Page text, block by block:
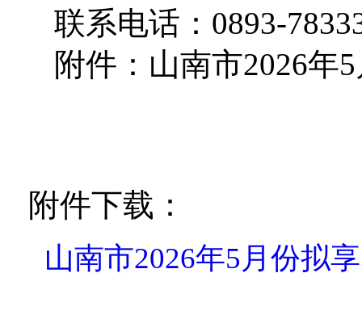
联系电话：0893-
附件：山南市2026年
附件下载：
山南市2026年5月份拟